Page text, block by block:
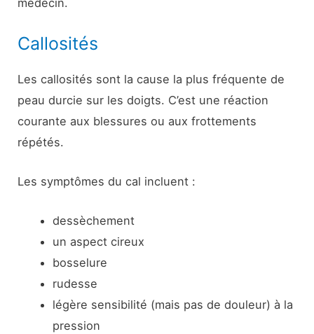
médecin.
Callosités
Les callosités sont la cause la plus fréquente de
peau durcie sur les doigts. C’est une réaction
courante aux blessures ou aux frottements
répétés.
Les symptômes du cal incluent :
dessèchement
un aspect cireux
bosselure
rudesse
légère sensibilité (mais pas de douleur) à la
pression